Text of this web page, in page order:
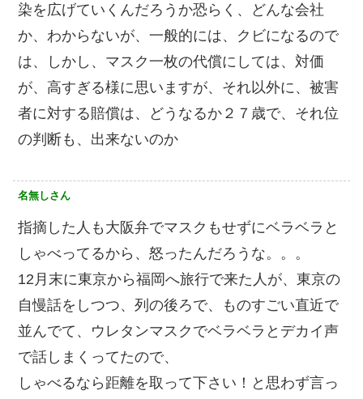
染を広げていくんだろうか️恐らく、どんな会社
か、わからないが、一般的には、クビになるので
は、しかし、マスク一枚の代償にしては、対価
が、高すぎる様に思いますが、それ以外に、被害
者に対する賠償は、どうなるか️２７歳で、それ位
の判断も、出来ないのか️
名無しさん
指摘した人も大阪弁でマスクもせずにベラベラと
しゃべってるから、怒ったんだろうな。。。
12月末に東京から福岡へ旅行で来た人が、東京の
自慢話をしつつ、列の後ろで、ものすごい直近で
並んでて、ウレタンマスクでベラベラとデカイ声
で話しまくってたので、
しゃべるなら距離を取って下さい！と思わず言っ